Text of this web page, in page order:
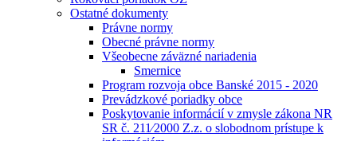
Ostatné dokumenty
Právne normy
Obecné právne normy
Všeobecne záväzné nariadenia
Smernice
Program rozvoja obce Banské 2015 - 2020
Prevádzkové poriadky obce
Poskytovanie informácií v zmysle zákona NR
SR č. 211⁄2000 Z.z. o slobodnom prístupe k